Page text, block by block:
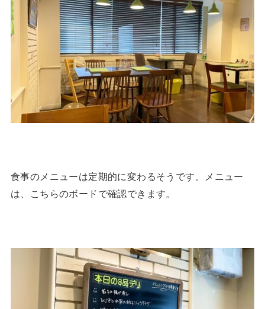
食事のメニューは定期的に変わるそうです。メニュー
は、こちらのボードで確認できます。